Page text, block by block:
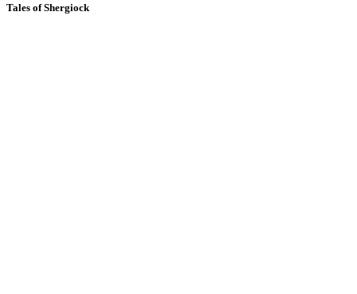
Tales of Shergiock